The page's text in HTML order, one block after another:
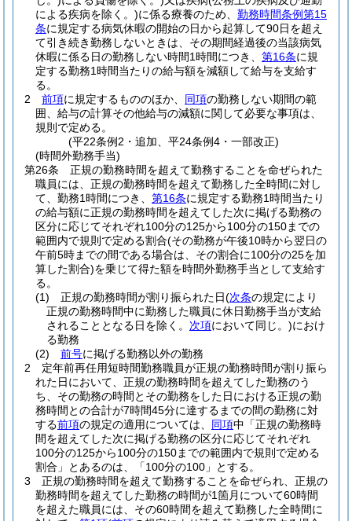
による疾病を除く。)に係る療養のため、 勤務時間条例第15
条に規定する病気休暇の開始の日から起算して90日を超え
て引き続き勤務しないときは、その期間経過後の当該病気
休暇に係る日の勤務しない時間1時間につき、 第16条に規
定する勤務1時間当たりの給与額を減額して給与を支給す
る。
2
前項に規定するもののほか、 同項の勤務しない期間の範
囲、給与の計算その他給与の減額に関して必要な事項は、
規則で定める。
(平22条例2・追加、平24条例4・一部改正)
(時間外勤務手当)
第26条
正規の勤務時間を超えて勤務することを命ぜられた
職員には、正規の勤務時間を超えて勤務した全時間に対し
て、勤務1時間につき、 第16条に規定する勤務1時間当たり
の給与額に正規の勤務時間を超えてした次に掲げる勤務の
区分に応じてそれぞれ100分の125から100分の150までの
範囲内で規則で定める割合(その勤務が午後10時から翌日の
午前5時までの間である場合は、その割合に100分の25を加
算した割合)を乗じて得た額を時間外勤務手当として支給す
る。
(1)
正規の勤務時間が割り振られた日(次条の規定により
正規の勤務時間中に勤務した職員に休日勤務手当が支給
されることとなる日を除く。 次項において同じ。)におけ
る勤務
(2)
前号に掲げる勤務以外の勤務
2
定年前再任用短時間勤務職員が正規の勤務時間が割り振ら
れた日において、正規の勤務時間を超えてした勤務のう
ち、その勤務の時間とその勤務をした日における正規の勤
務時間との合計が7時間45分に達するまでの間の勤務に対
する前項の規定の適用については、 同項中「正規の勤務時
間を超えてした次に掲げる勤務の区分に応じてそれぞれ
100分の125から100分の150までの範囲内で規則で定める
割合」とあるのは、「100分の100」とする。
3
正規の勤務時間を超えて勤務することを命ぜられ、正規の
勤務時間を超えてした勤務の時間が1箇月について60時間
を超えた職員には、その60時間を超えて勤務した全時間に